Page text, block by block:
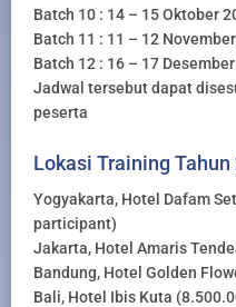
Batch 10 : 14 – 15 Oktober
Batch 11 : 11 – 12
Batch 12 : 16 – 17
Jadwal tersebut dapat
peserta
Lokasi Training Tahun
Yogyakarta, Hotel Dafam
participant)
Jakarta, Hotel Amaris
Bandung, Hotel Golden
Bali, Hotel Ibis Kuta